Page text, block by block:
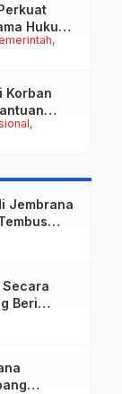
Hukum
Korban
Beban
Jembrana
Secara
Beri